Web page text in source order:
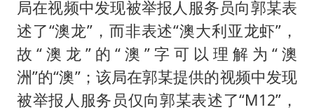
局在视频中发现被举报人服务员向郭某表
述了“澳龙”，而非表述“澳大利亚龙虾”，
故“澳龙”的“澳”字可以理解为“澳
洲”的“澳”；该局在郭某提供的视频中发现
被举报人服务员仅向郭某表述了“M12”，